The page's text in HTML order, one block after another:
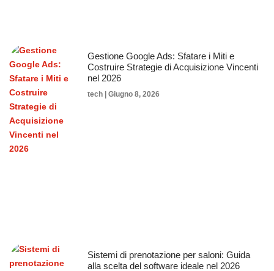
Gestione Google Ads: Sfatare i Miti e
Costruire Strategie di Acquisizione Vincenti
nel 2026
tech Giugno 8, 2026
Sistemi di prenotazione per saloni: Guida
alla scelta del software ideale nel 2026